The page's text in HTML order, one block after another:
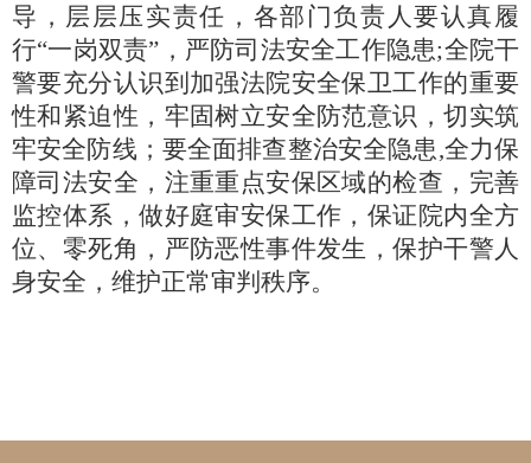
导，层层压实责任，各部门负责人要认真履
行“一岗双责”，严防司法安全工作隐患;全院干
警要充分认识到加强法院安全保卫工作的重要
性和紧迫性，牢固树立安全防范意识，切实筑
牢安全防线；要全面排查整治安全隐患,全力保
障司法安全，注重重点安保区域的检查，完善
监控体系，做好庭审安保工作，保证院内全方
位、零死角，严防恶性事件发生，保护干警人
身安全，维护正常审判秩序。